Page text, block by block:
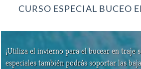
CURSO ESPECIAL BUCEO
¡Utiliza el invierno para el bucear en traje
especiales también podrás soportar las